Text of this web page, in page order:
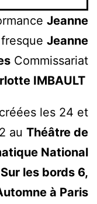
Jeanne
Jeanne
Commissariat
IMBAULT
les 24 et
au Théâtre de
National
les bords 6,
à Paris